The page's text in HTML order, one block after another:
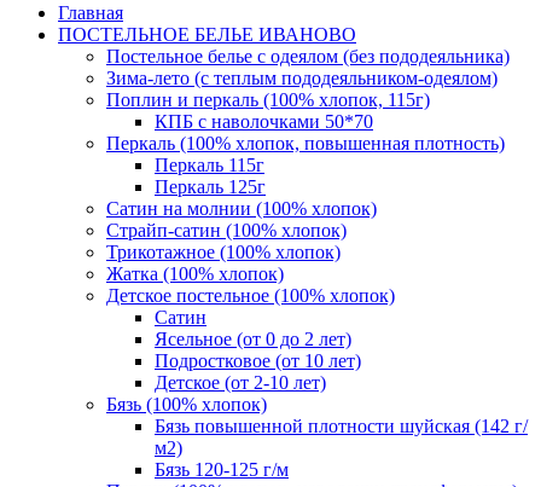
Главная
ПОСТЕЛЬНОE БЕЛЬE ИВАНОВО
Постельное белье с одеялом (без пододеяльника)
Зима-лето (с теплым пододеяльником-одеялом)
Поплин и перкаль (100% хлопок, 115г)
КПБ с наволочками 50*70
Перкаль (100% хлопок, повышенная плотность)
Перкаль 115г
Перкаль 125г
Сатин на молнии (100% хлопок)
Страйп-сатин (100% хлопок)
Трикотажное (100% хлопок)
Жатка (100% хлопок)
Детское постельное (100% хлопок)
Сатин
Ясельное (от 0 до 2 лет)
Подростковое (от 10 лет)
Детское (от 2-10 лет)
Бязь (100% хлопок)
Бязь повышенной плотности шуйская (142 г/
м2)
Бязь 120-125 г/м